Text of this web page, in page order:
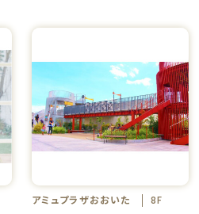
アミュプラザおおいた 8F